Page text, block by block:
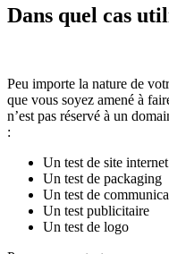
Dans quel cas
Peu importe la nature de
que vous soyez amené à
n’est pas réservé à un
:
Un test de site
Un test de packaging
Un test de
Un test publicitaire
Un test de logo